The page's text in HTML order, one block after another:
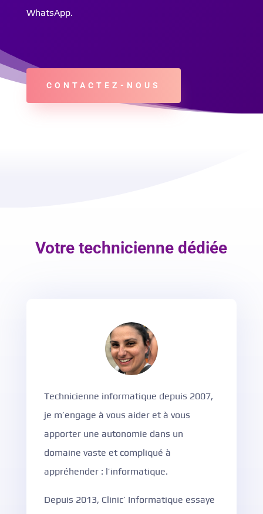
WhatsApp.
CONTACTEZ-NOUS
Votre technicienne dédiée
Technicienne informatique depuis 2007,
je m’engage à vous aider et à vous
apporter une autonomie dans un
domaine vaste et compliqué à
appréhender : l’informatique.
Depuis 2013, Clinic’ Informatique essaye